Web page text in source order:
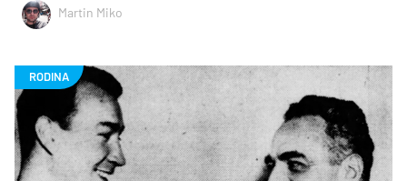
Martin Miko